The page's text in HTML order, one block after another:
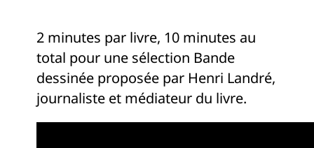
2 minutes par livre, 10 minutes au
total pour une sélection Bande
dessinée proposée par Henri Landré,
journaliste et médiateur du livre.